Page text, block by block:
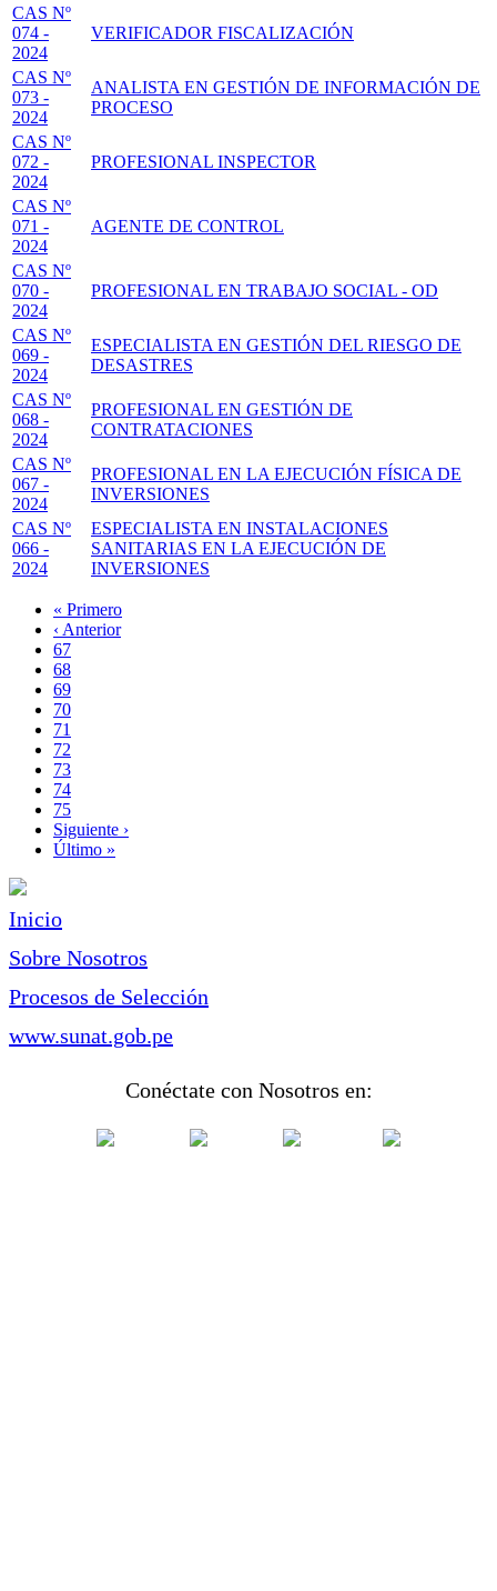
CAS Nº
074 -
2024
VERIFICADOR FISCALIZACIÓN
CAS Nº
073 -
2024
ANALISTA EN GESTIÓN DE INFORMACIÓN DE
PROCESO
CAS Nº
072 -
2024
PROFESIONAL INSPECTOR
CAS Nº
071 -
2024
AGENTE DE CONTROL
CAS Nº
070 -
2024
PROFESIONAL EN TRABAJO SOCIAL - OD
CAS Nº
069 -
2024
ESPECIALISTA EN GESTIÓN DEL RIESGO DE
DESASTRES
CAS Nº
068 -
2024
PROFESIONAL EN GESTIÓN DE
CONTRATACIONES
CAS Nº
067 -
2024
PROFESIONAL EN LA EJECUCIÓN FÍSICA DE
INVERSIONES
CAS Nº
066 -
2024
ESPECIALISTA EN INSTALACIONES
SANITARIAS EN LA EJECUCIÓN DE
INVERSIONES
Paginación
Primera
página
« Primero
Página
anterior
‹ Anterior
Page
67
Page
68
Page
69
Page
70
Página
actual
71
Page
72
Page
73
Page
74
Page
75
Siguiente
página
Siguiente ›
Última
Último »
Inicio
Sobre Nosotros
Procesos de Selección
www.sunat.gob.pe
Conéctate con Nosotros en: